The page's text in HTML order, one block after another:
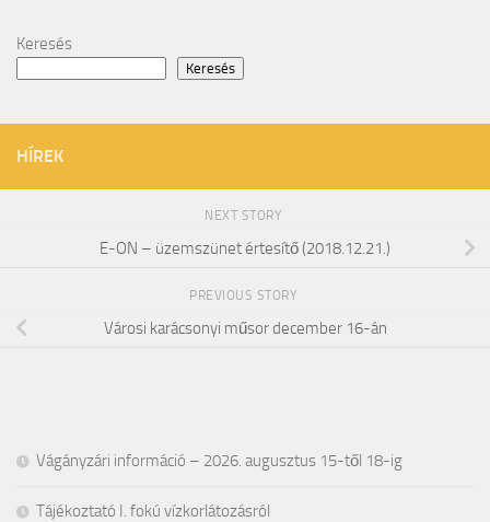
Keresés
Keresés
HÍREK
NEXT STORY
E-ON – üzemszünet értesítő (2018.12.21.)
PREVIOUS STORY
Városi karácsonyi műsor december 16-án
Vágányzári információ – 2026. augusztus 15-től 18-ig
Tájékoztató I. fokú vízkorlátozásról